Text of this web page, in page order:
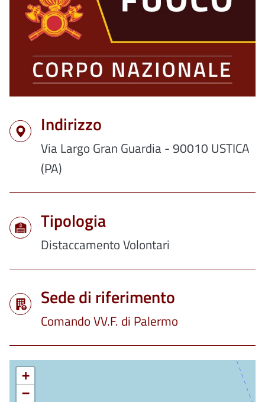
Indirizzo
Via Largo Gran Guardia - 90010 USTICA
(PA)
Tipologia
Distaccamento Volontari
Sede di riferimento
Comando VV.F. di Palermo
+
−